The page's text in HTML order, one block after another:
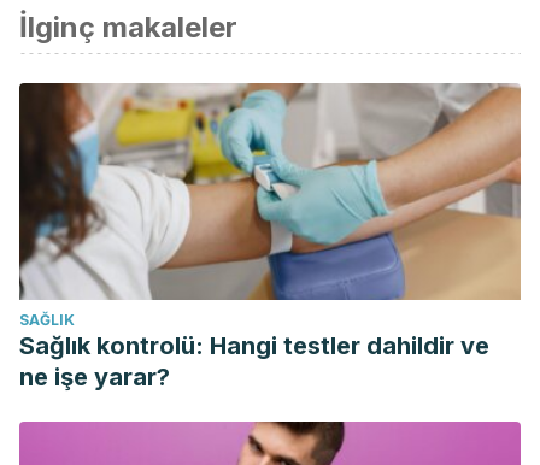
kabul edildi.
Perles, F., San Martín, J., Canto, J., & Moreno, P. (2011).
Inteligencia emocional, celos, tendencia al abuso y
estrategias de resolución de conflicto en la pareja. Escritos
de Psicología / Psychological Writings.
https://doi.org/10.5231/psy.writ.2011.0605
Maureira, F. (2011). Los Componentes de la Relación de
Pareja. Revista Electrónica de Psicología Iztacala.
Rivera, D., Cruz, C., & Muñoz, C. (2011). Satisfacción en las
relaciones de pareja en la adultez emergente: El rol del
apego, la intimidad y la depresión. Terapia Psicologica.
https://doi.org/10.4067/S0718-48082011000100008
Sangrador, J. L. (1993). Consideraciones psicosociales
İlginç makaleler
SAĞLIK
Sağlık kontrolü: Hangi testler dahildir ve
ne işe yarar?